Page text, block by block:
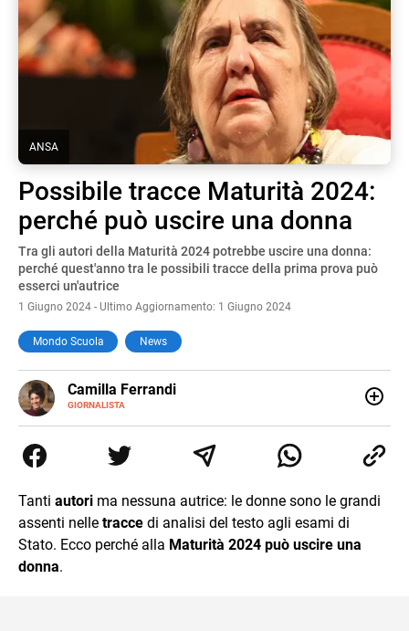
ANSA
Possibile tracce Maturità 2024:
perché può uscire una donna
Tra gli autori della Maturità 2024 potrebbe uscire una donna:
perché quest'anno tra le possibili tracce della prima prova può
esserci un'autrice
1 Giugno 2024 - Ultimo Aggiornamento: 1 Giugno 2024
Mondo Scuola News
Camilla Ferrandi
GIORNALISTA
E-
MAIL
LINKEDIN
di trasformare la passione per la scrittura in un lavoro, e
da lì non mi sono più fermata. L’attualità è il mio pane
mente.
Tanti autori ma nessuna autrice: le donne sono le grandi
assenti nelle tracce di analisi del testo agli esami di
Stato. Ecco perché alla Maturità 2024 può uscire una
donna.